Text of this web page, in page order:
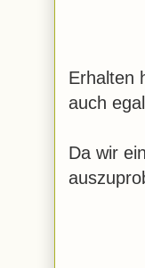
Erhalten
auch
Da wir